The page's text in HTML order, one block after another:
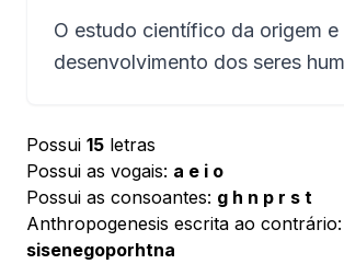
O estudo científico da origem e
desenvolvimento dos seres
Possui 15 letras
Possui as vogais: a e i o
Possui as consoantes: g h n p r s t
Anthropogenesis escrita ao contrário:
sisenegoporhtna